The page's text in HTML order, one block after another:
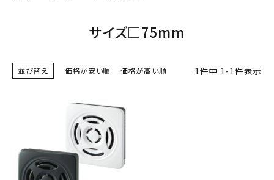
用途別改善アイデア
ネットワーク対応
サイズ□75mm
並び替え 価格が安い順 価格が高い順 1件中 1-1件表示